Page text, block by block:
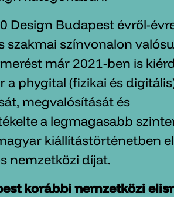
Design Budapest évről-
szakmai színvonalon
már 2021-ben is
a phygital (fizikai és
megvalósítását és
a legmagasabb
kiállítástörténetben
nemzetközi díjat.
korábbi nemzetközi